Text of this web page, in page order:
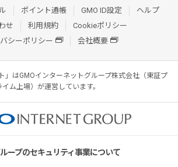
ポイント通帳 GMO ID設定
ヘルプ
せ
利用規約
Cookieポリシー
シーポリシー
会社概要
」はGMOインターネットグループ株式会社（東証プ
イム上場）が運営しています。
ープのセキュリティ事業について